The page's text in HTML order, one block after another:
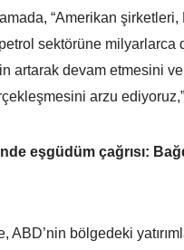
“Amerikan
sektörüne milyarlarca
artarak devam etmesini
arzu
eşgüdüm çağrısı:
ABD’nin bölgedeki